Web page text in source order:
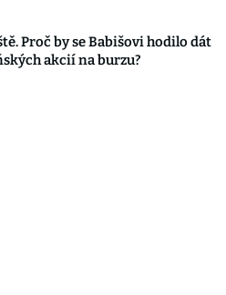
Proč by se Babišovi hodilo dát
akcií na burzu?